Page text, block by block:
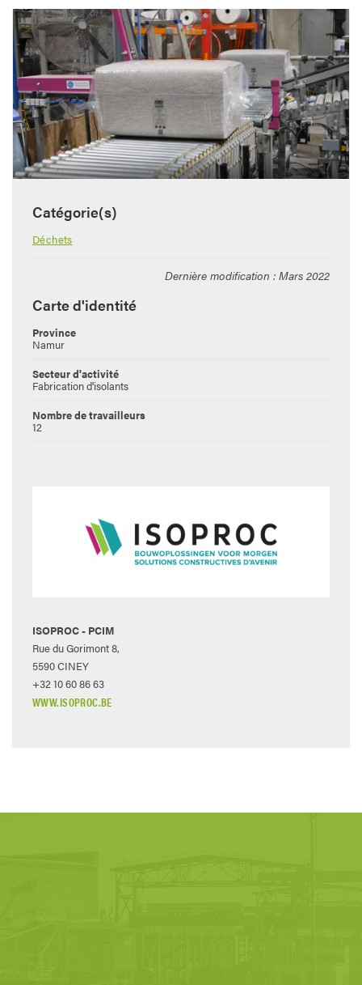
Catégorie(s)
Déchets
Dernière modification : Mars 2022
Carte d'identité
Province
Namur
Secteur d'activité
Fabrication d'isolants
Nombre de travailleurs
12
ISOPROC - PCIM
Rue du Gorimont 8,
5590 CINEY
+32 10 60 86 63
WWW.ISOPROC.BE